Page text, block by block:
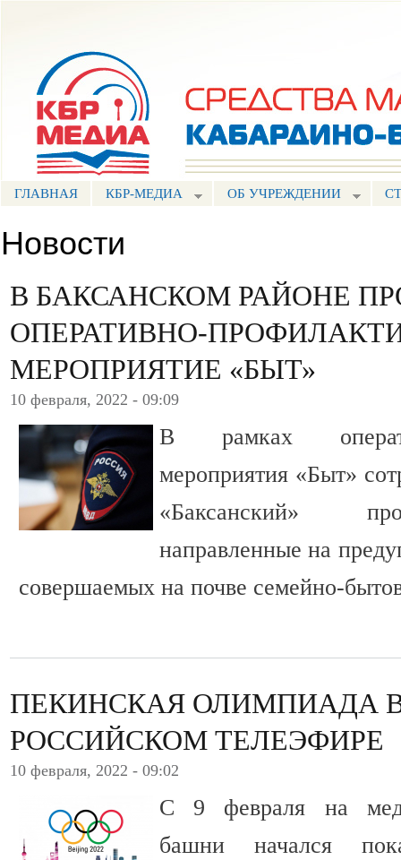
ГЛАВНАЯ КБР-МЕДИА ОБ УЧРЕЖДЕНИИ
Новости
В БАКСАНСКОМ РАЙОНЕ
ОПЕРАТИВНО-
МЕРОПРИЯТИЕ «БЫТ»
10 февраля, 2022 - 09:09
В рамках
мероприятия «Быт»
«Баксанский»
направленные на
совершаемых на почве семейно-
ПЕКИНСКАЯ ОЛИМПИАДА
РОССИЙСКОМ ТЕЛЕЭФИРЕ
10 февраля, 2022 - 09:02
С 9 февраля на
башни начался